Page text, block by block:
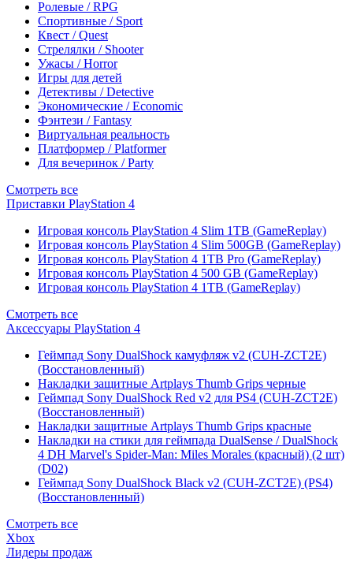
Ролевые / RPG
Спортивные / Sport
Квест / Quest
Стрелялки / Shooter
Ужасы / Horror
Игры для детей
Детективы / Detective
Экономические / Economic
Фэнтези / Fantasy
Виртуальная реальность
Платформер / Platformer
Для вечеринок / Party
Смотреть все
Приставки PlayStation 4
Игровая консоль PlayStation 4 Slim 1TB (GameReplay)
Игровая консоль PlayStation 4 Slim 500GB (GameReplay)
Игровая консоль PlayStation 4 1TB Pro (GameReplay)
Игровая консоль PlayStation 4 500 GB (GameReplay)
Игровая консоль PlayStation 4 1TB (GameReplay)
Смотреть все
Аксессуары PlayStation 4
Геймпад Sony DualShock камуфляж v2 (CUH-ZCT2E)
(Восстановленный)
Накладки защитные Artplays Thumb Grips черные
Геймпад Sony DualShock Red v2 для PS4 (CUH-ZCT2E)
(Восстановленный)
Накладки защитные Artplays Thumb Grips красные
Накладки на стики для геймпада DualSense / DualShock
4 DH Marvel's Spider-Man: Miles Morales (красный) (2 шт)
(D02)
Геймпад Sony DualShock Black v2 (CUH-ZCT2E) (PS4)
(Восстановленный)
Смотреть все
Xbox
Лидеры продаж